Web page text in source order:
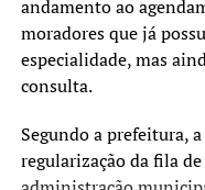
Pentavalente
Pólio (2ª dose)
Rotavírus (2ª
andamento ao
moradores que já
especialidade, mas
consulta.
Segundo a prefeitura,
regularização da fila